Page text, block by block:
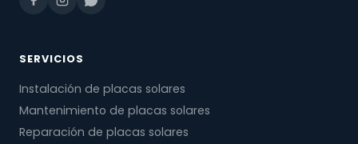
SERVICIOS
Instalación de placas solares
Mantenimiento de placas solares
Reparación de placas solares